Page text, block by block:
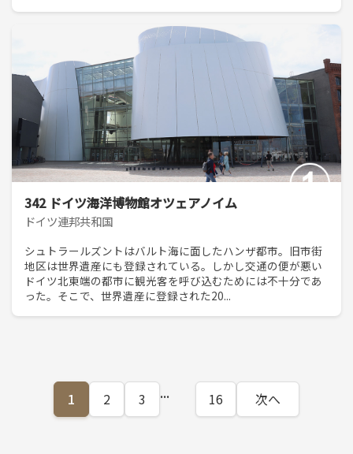
342 ドイツ海洋博物館オツェアノイム
ドイツ連邦共和国
シュトラールズントはバルト海に面したハンザ都市。旧市街
地区は世界遺産にも登録されている。しかし交通の便が悪い
ドイツ北東端の都市に観光客を呼び込むためには不十分であ
った。そこで、世界遺産に登録された20...
1 2 3 ... 16 次へ